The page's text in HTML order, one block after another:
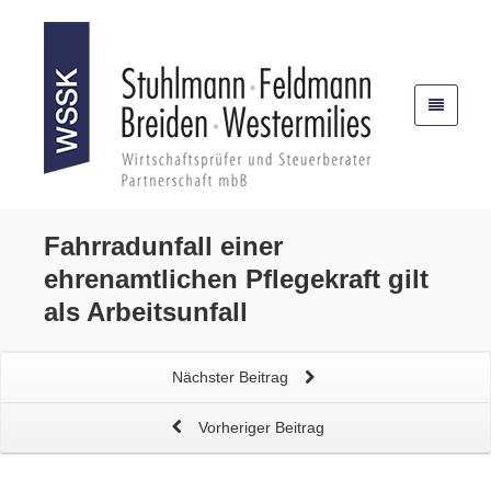
Fahrradunfall einer
ehrenamtlichen Pflegekraft gilt
als Arbeitsunfall
Nächster Beitrag
Vorheriger Beitrag